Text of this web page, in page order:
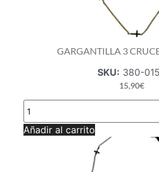
GARGANTILLA 3
SKU: 380-
15,90€
GARGANTILLA
3
CRUCES
B.O.A
Añadir al carrito